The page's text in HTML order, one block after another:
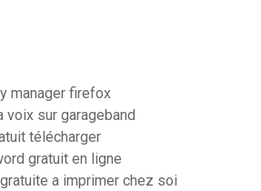
manager firefox
sur garageband
télécharger
gratuit en ligne
a imprimer chez soi